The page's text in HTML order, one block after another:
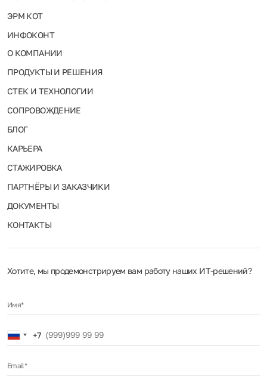
ЭРМ КОТ
ИНФОКОНТ
О КОМПАНИИ
ПРОДУКТЫ И РЕШЕНИЯ
СТЕК И ТЕХНОЛОГИИ
СОПРОВОЖДЕНИЕ
БЛОГ
КАРЬЕРА
СТАЖИРОВКА
ПАРТНЁРЫ И ЗАКАЗЧИКИ
ДОКУМЕНТЫ
КОНТАКТЫ
Хотите, мы продемонстрируем вам работу наших ИТ‑решений?
Имя*
Russia
+7
+7
Email*